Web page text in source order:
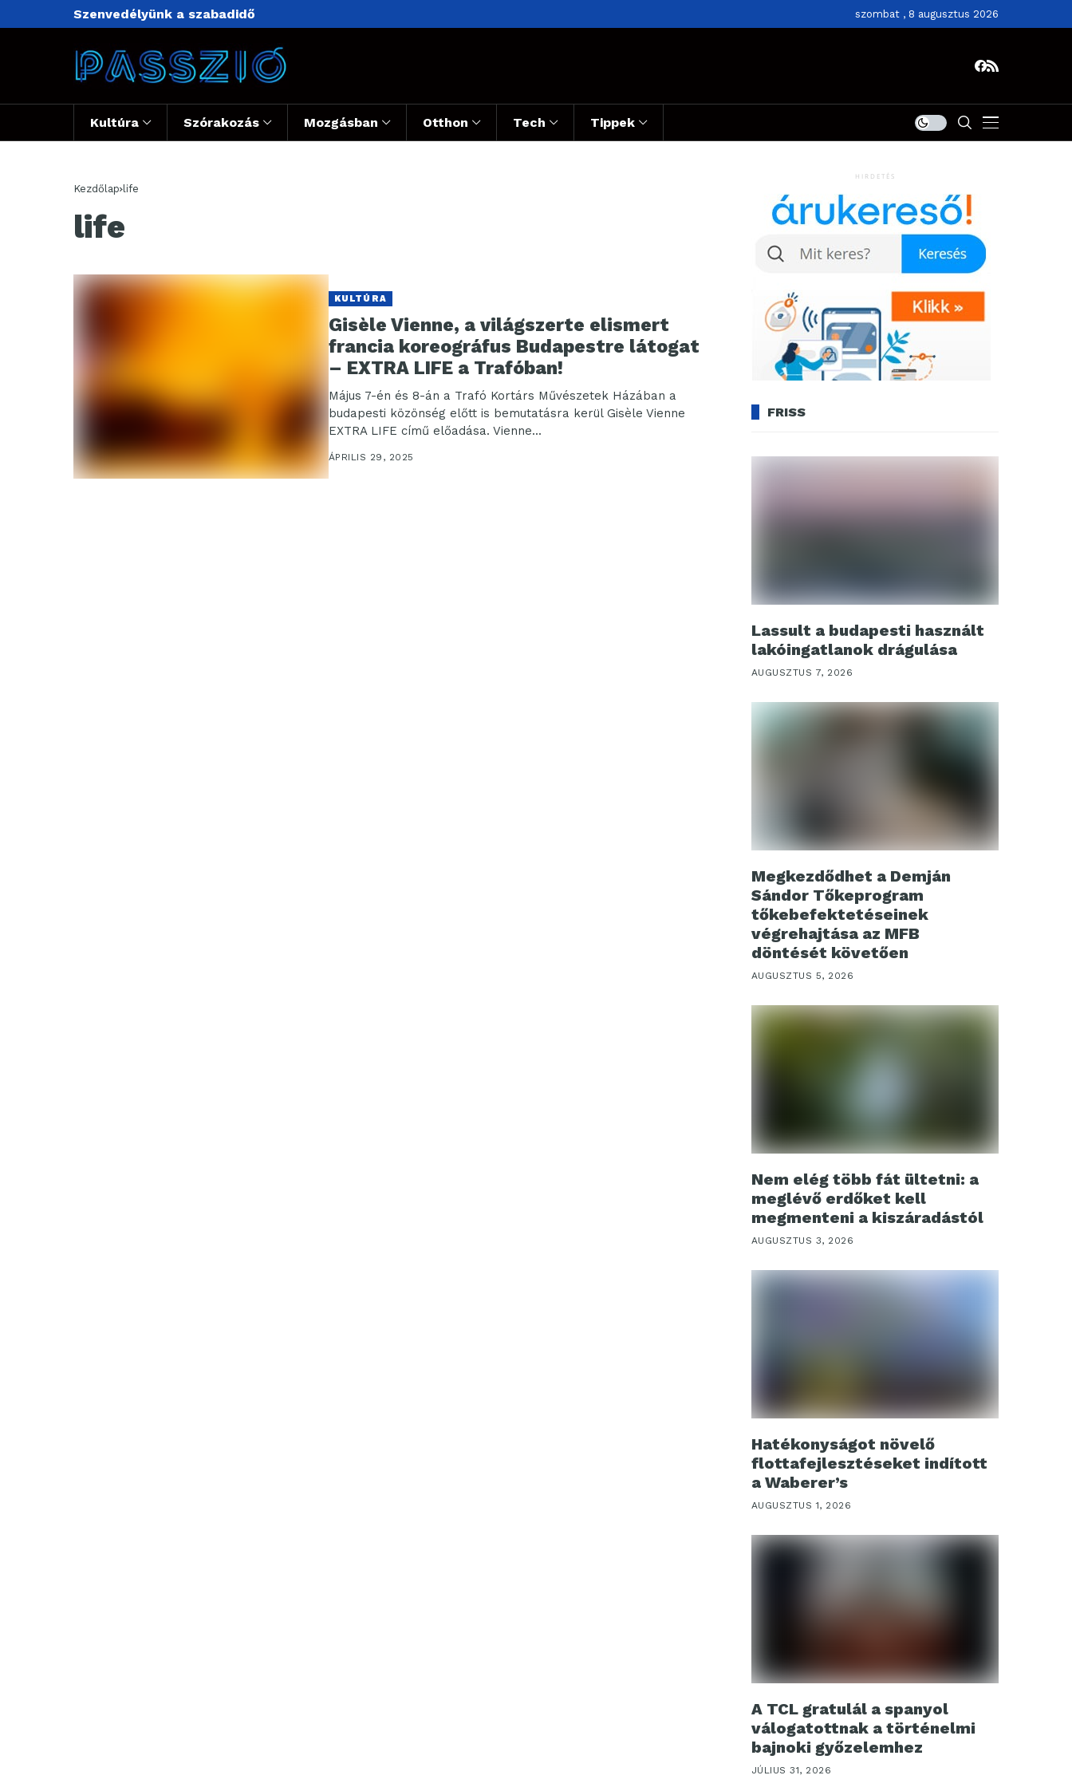
Szenvedélyünk a szabadidő szombat , 8 augusztus 2026
Kultúra Szórakozás Mozgásban Otthon Tech Tippek
Kezdőlap life
life
KULTÚRA
Gisèle Vienne, a világszerte elismert
francia koreográfus Budapestre látogat
– EXTRA LIFE a Trafóban!
Május 7-én és 8-án a Trafó Kortárs Művészetek Házában a
budapesti közönség előtt is bemutatásra kerül Gisèle Vienne
EXTRA LIFE című előadása. Vienne...
ÁPRILIS 29, 2025
HIRDETÉS
FRISS
Lassult a budapesti használt
lakóingatlanok drágulása
AUGUSZTUS 7, 2026
Megkezdődhet a Demján
Sándor Tőkeprogram
tőkebefektetéseinek
végrehajtása az MFB
döntését követően
AUGUSZTUS 5, 2026
Nem elég több fát ültetni: a
meglévő erdőket kell
megmenteni a kiszáradástól
AUGUSZTUS 3, 2026
Hatékonyságot növelő
flottafejlesztéseket indított
a Waberer’s
AUGUSZTUS 1, 2026
A TCL gratulál a spanyol
válogatottnak a történelmi
bajnoki győzelemhez
JÚLIUS 31, 2026